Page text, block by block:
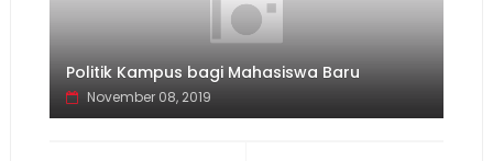
Politik Kampus bagi Mahasiswa Baru
November 08, 2019